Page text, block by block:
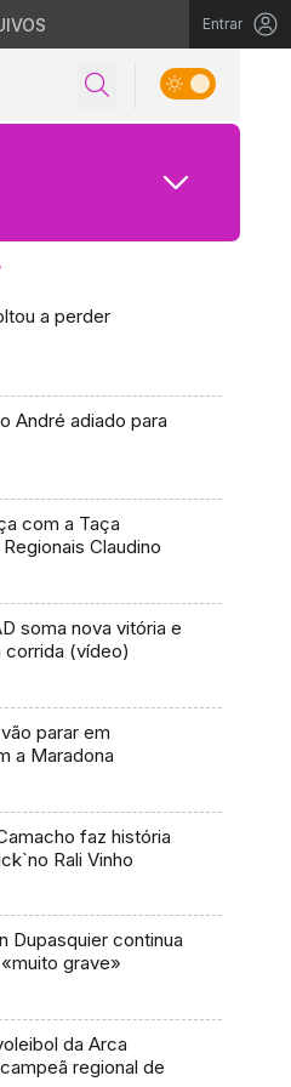
Entrar
a perder
André adiado para
com a Taça
Claudino
soma nova vitória e
corrida (vídeo)
parar em
a Maradona
faz história
Rali Vinho
Dupasquier continua
grave»
da Arca
regional de